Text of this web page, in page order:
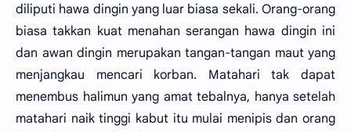
diliputi hawa dingin yang luar biasa sekali. Orang-orang
biasa takkan kuat menahan serangan hawa dingin ini
dan awan dingin merupakan tangan-tangan maut yang
menjangkau mencari korban. Matahari tak dapat
menembus halimun yang amat tebalnya, hanya setelah
matahari naik tinggi kabut itu mulai menipis dan orang